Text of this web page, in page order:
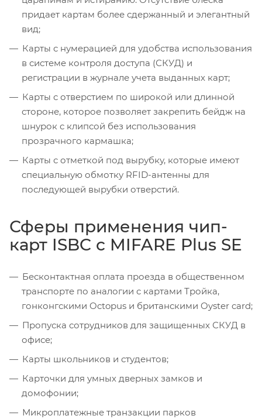
придает картам более сдержанный и элегантный
вид;
Карты с нумерацией для удобства использования
в системе контроля доступа (СКУД) и
регистрации в журнале учета выданных карт;
Карты с отверстием по широкой или длинной
стороне, которое позволяет закрепить бейдж на
шнурок с клипсой без использования
прозрачного кармашка;
Карты с отметкой под вырубку, которые имеют
специальную обмотку RFID-антенны для
последующей вырубки отверстий.
Сферы применения чип-
карт ISBC с MIFARE Plus SE
Бесконтактная оплата проезда в общественном
транспорте по аналогии с картами Тройка,
гонконгскими Octopus и британскими Oyster card;
Пропуска сотрудников для защищенных СКУД в
офисе;
Карты школьников и студентов;
Карточки для умных дверных замков и
домофонии;
Микроплатежные транзакции парков